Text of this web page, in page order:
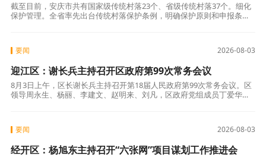
截至目前，安庆市共有国家级传统村落23个、省级传统村落37个。细化
保护管理。全省率先出台传统村落保护条例，明确保护原则和申报条
2026-08-03
要闻
迎江区：谢长兵主持召开区政府第99次常务会议
8月3日上午，区长谢长兵主持召开第18届人民政府第99次常务会议。区
领导周永生、杨丽、李建文、赵明来、刘凡，区政府党组成员丁爱华、
2026-08-03
要闻
经开区：杨旭东主持召开“六张网”项目谋划工作推进会